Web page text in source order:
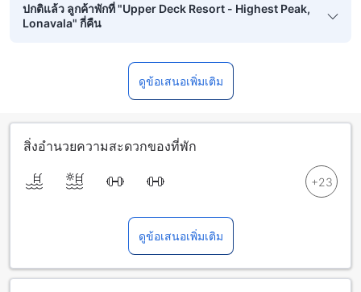
ปกติแล้ว ลูกค้าพักที่ "Upper Deck Resort - Highest Peak,
Lonavala" กี่คืน
ดูข้อเสนอเพิ่มเติม
สิ่งอำนวยความสะดวกของที่พัก
ดูข้อเสนอเพิ่มเติม